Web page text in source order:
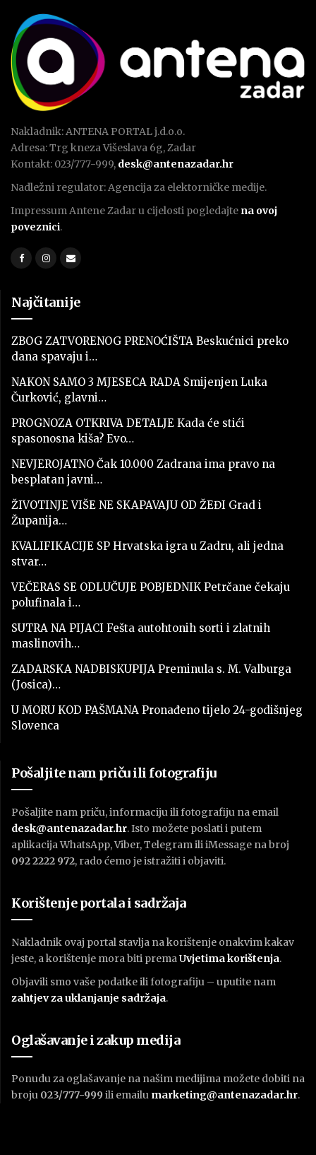
Nakladnik: ANTENA PORTAL j.d.o.o.
Adresa: Trg kneza Višeslava 6g, Zadar
Kontakt: 023/777-999, desk@antenazadar.hr
Nadležni regulator: Agencija za elektorničke medije.
Impressum Antene Zadar u cijelosti pogledajte na ovoj
poveznici.
Najčitanije
ZBOG ZATVORENOG PRENOĆIŠTA Beskućnici preko
dana spavaju i…
NAKON SAMO 3 MJESECA RADA Smijenjen Luka
Čurković, glavni…
PROGNOZA OTKRIVA DETALJE Kada će stići
spasonosna kiša? Evo…
NEVJEROJATNO Čak 10.000 Zadrana ima pravo na
besplatan javni…
ŽIVOTINJE VIŠE NE SKAPAVAJU OD ŽEĐI Grad i
Županija…
KVALIFIKACIJE SP Hrvatska igra u Zadru, ali jedna
stvar…
VEČERAS SE ODLUČUJE POBJEDNIK Petrčane čekaju
polufinala i…
SUTRA NA PIJACI Fešta autohtonih sorti i zlatnih
maslinovih…
ZADARSKA NADBISKUPIJA Preminula s. M. Valburga
(Josica)…
U MORU KOD PAŠMANA Pronađeno tijelo 24-godišnjeg
Slovenca
Pošaljite nam priču ili fotografiju
Pošaljite nam priču, informaciju ili fotografiju na email
desk@antenazadar.hr. Isto možete poslati i putem
aplikacija WhatsApp, Viber, Telegram ili iMessage na broj
092 2222 972, rado ćemo je istražiti i objaviti.
Korištenje portala i sadržaja
Nakladnik ovaj portal stavlja na korištenje onakvim kakav
jeste, a korištenje mora biti premaUvjetima korištenja.
Objavili smo vaše podatke ili fotografiju – uputite nam
zahtjev za uklanjanje sadržaja.
Oglašavanje i zakup medija
Ponudu za oglašavanje na našim medijima možete dobiti na
broju 023/777-999 ili emailu marketing@antenazadar.hr.